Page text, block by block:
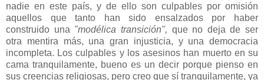
nadie en este país, y de ello son culpables por omisión
aquellos que tanto han sido ensalzados por haber
construido una "modélica transición", que no deja de ser
otra mentira más, una gran injusticia, y una democracia
incompleta. Los culpables y los asesinos han muerto en su
cama tranquilamente, bueno es un decir porque pienso en
sus creencias religiosas, pero creo que sí tranquilamente, ya